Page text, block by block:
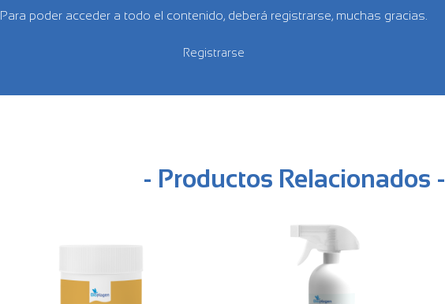
Para poder acceder a todo el contenido, deberá registrarse, muchas gracias.
Registrarse
- Productos Relacionados -